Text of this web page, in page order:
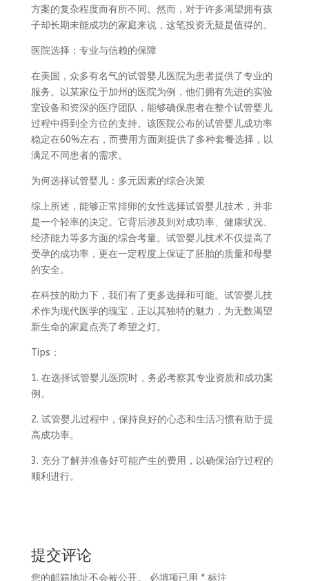
方案的复杂程度而有所不同。然而，对于许多渴望拥有孩
子却长期未能成功的家庭来说，这笔投资无疑是值得的。
医院选择：专业与信赖的保障
在美国，众多有名气的试管婴儿医院为患者提供了专业的
服务。以某家位于加州的医院为例，他们拥有先进的实验
室设备和资深的医疗团队，能够确保患者在整个试管婴儿
过程中得到全方位的支持。该医院公布的试管婴儿成功率
稳定在60%左右，而费用方面则提供了多种套餐选择，以
满足不同患者的需求。
为何选择试管婴儿：多元因素的综合决策
综上所述，能够正常排卵的女性选择试管婴儿技术，并非
是一个轻率的决定。它背后涉及到对成功率、健康状况、
经济能力等多方面的综合考量。试管婴儿技术不仅提高了
受孕的成功率，更在一定程度上保证了胚胎的质量和母婴
的安全。
在科技的助力下，我们有了更多选择和可能。试管婴儿技
术作为现代医学的瑰宝，正以其独特的魅力，为无数渴望
新生命的家庭点亮了希望之灯。
Tips：
1. 在选择试管婴儿医院时，务必考察其专业资质和成功案
例。
2. 试管婴儿过程中，保持良好的心态和生活习惯有助于提
高成功率。
3. 充分了解并准备好可能产生的费用，以确保治疗过程的
顺利进行。
提交评论
您的邮箱地址不会被公开。 必填项已用 *标注